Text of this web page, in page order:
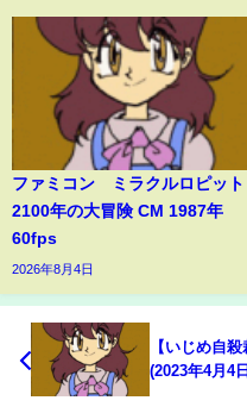
ファミコン ミラクルロピット
2100年の大冒険 CM 1987年
60fps
2026年8月4日
【いじめ自
(2023年4月4